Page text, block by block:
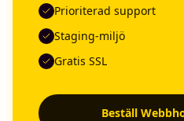
Prioriterad support
Staging-miljö
Gratis SSL
Beställ